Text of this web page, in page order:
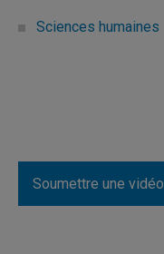
Sciences humaines
Soumettre une vidéo